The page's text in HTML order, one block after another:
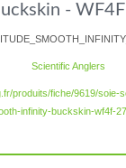
-
Scientific Anglers
produits/fiche/9619/soie-
infinity-buckskin-wf4f-